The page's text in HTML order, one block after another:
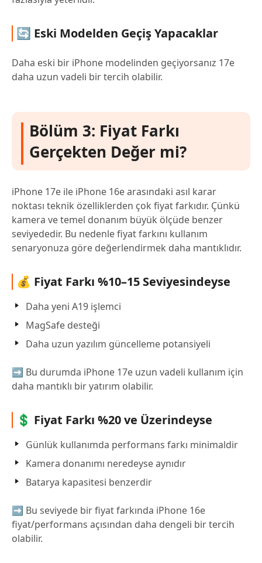
🔄 Eski Modelden Geçiş Yapacaklar
Daha eski bir iPhone modelinden geçiyorsanız 17e
daha uzun vadeli bir tercih olabilir.
Bölüm 3: Fiyat Farkı
Gerçekten Değer mi?
iPhone 17e ile iPhone 16e arasındaki asıl karar
noktası teknik özelliklerden çok fiyat farkıdır. Çünkü
kamera ve temel donanım büyük ölçüde benzer
seviyededir. Bu nedenle fiyat farkını kullanım
senaryonuza göre değerlendirmek daha mantıklıdır.
💰 Fiyat Farkı %10–15 Seviyesindeyse
Daha yeni A19 işlemci
MagSafe desteği
Daha uzun yazılım güncelleme potansiyeli
➡ Bu durumda iPhone 17e uzun vadeli kullanım için
daha mantıklı bir yatırım olabilir.
💲 Fiyat Farkı %20 ve Üzerindeyse
Günlük kullanımda performans farkı minimaldir
Kamera donanımı neredeyse aynıdır
Batarya kapasitesi benzerdir
➡ Bu seviyede bir fiyat farkında iPhone 16e
fiyat/performans açısından daha dengeli bir tercih
olabilir.